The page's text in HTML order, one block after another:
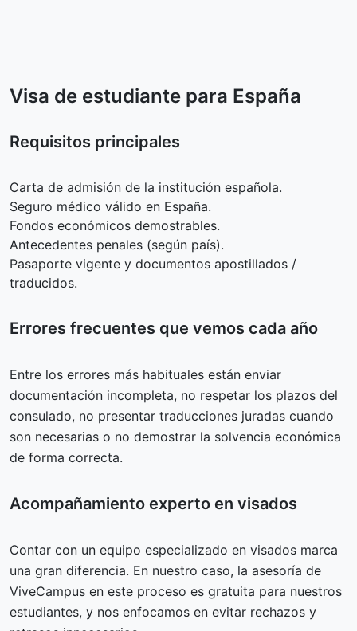
Visa de estudiante para España
Requisitos principales
Carta de admisión de la institución española.
Seguro médico válido en España.
Fondos económicos demostrables.
Antecedentes penales (según país).
Pasaporte vigente y documentos apostillados /
traducidos.
Errores frecuentes que vemos cada año
Entre los errores más habituales están enviar
documentación incompleta, no respetar los plazos del
consulado, no presentar traducciones juradas cuando
son necesarias o no demostrar la solvencia económica
de forma correcta.
Acompañamiento experto en visados
Contar con un equipo especializado en visados marca
una gran diferencia. En nuestro caso, la asesoría de
ViveCampus en este proceso es gratuita para nuestros
estudiantes, y nos enfocamos en evitar rechazos y